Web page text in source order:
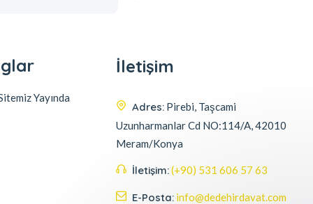
Yayında
İletişim
Adres: Pirebi, Taşcami
Uzunharmanlar Cd NO:114/A, 42010
Meram/Konya
İletişim:(+90) 531 606 57 63
E-Posta: info@dedehirdavat.com